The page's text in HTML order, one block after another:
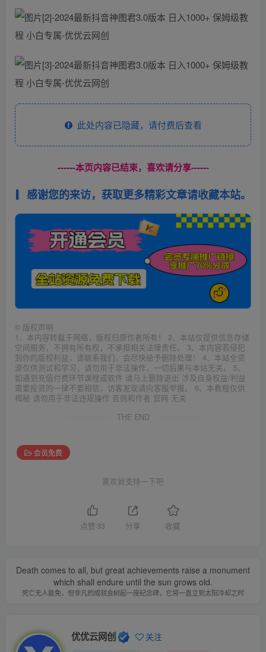
此处内容已隐藏，请付费后查看
------本页内容已结束，喜欢请分享------
感谢您的来访，获取更多精彩文章请收藏本站。
© 版权声明
1、本内容转载于网络，版权归原作者所有！ 2、本站仅提供信息存储
空间服务，不拥有所有权，不承担相关法律责任。 3、本内容若侵犯
到你的版权利益，请联系我们，会尽快给予删除处理！ 4、本站全资
源仅供测试和学习，请勿用于非法操作，一切后果与本站无关。 5、
如遇到充值付费环节课程或软件 请马上删除退出 涉及自身权益/利益
需要投资的一律不要相信，访客发现请向客服举报。 6、本教程仅供
揭秘 请勿用于非法违规操作 否则和作者 官网 无关
THE END
会员免费
喜欢就支持一下吧
点赞 33 分享 收藏
Death comes to all, but great achievements raise a monument
which shall endure until the sun grows old.
死亡无人能免，但非凡的成就会树起一座纪念碑，它将一直立到太阳冷却之时
优优云网创 关注